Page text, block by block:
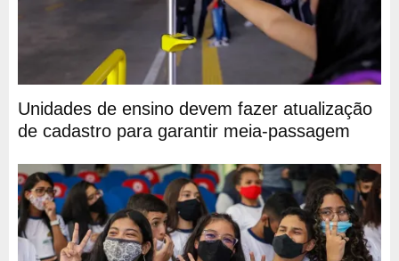
Unidades de ensino devem fazer atualização
de cadastro para garantir meia-passagem